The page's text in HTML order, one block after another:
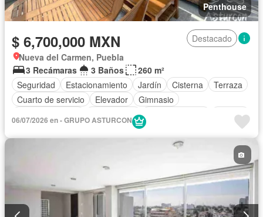
Penthouse
$ 6,700,000 MXN
Destacado
Nueva del Carmen, Puebla
3 Recámaras
3 Baños
260 m²
Seguridad
Estacionamiento Jardín Cisterna
Terraza
Cuarto de servicio
Elevador
Gimnasio
Zona infantil
Internet
Electricidad
Televisión por cable
Recámara con closet
Sin amueblar
06/07/2026 en - GRUPO ASTURCON